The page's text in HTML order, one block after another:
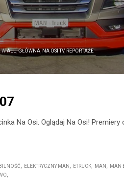
WALL,GŁÓWNA,NA OSI TV,REPORTAŻE
Na Osi. Oglądaj Na Osi!
ELEKTRYCZNY MAN ETRUCK MAN MAN